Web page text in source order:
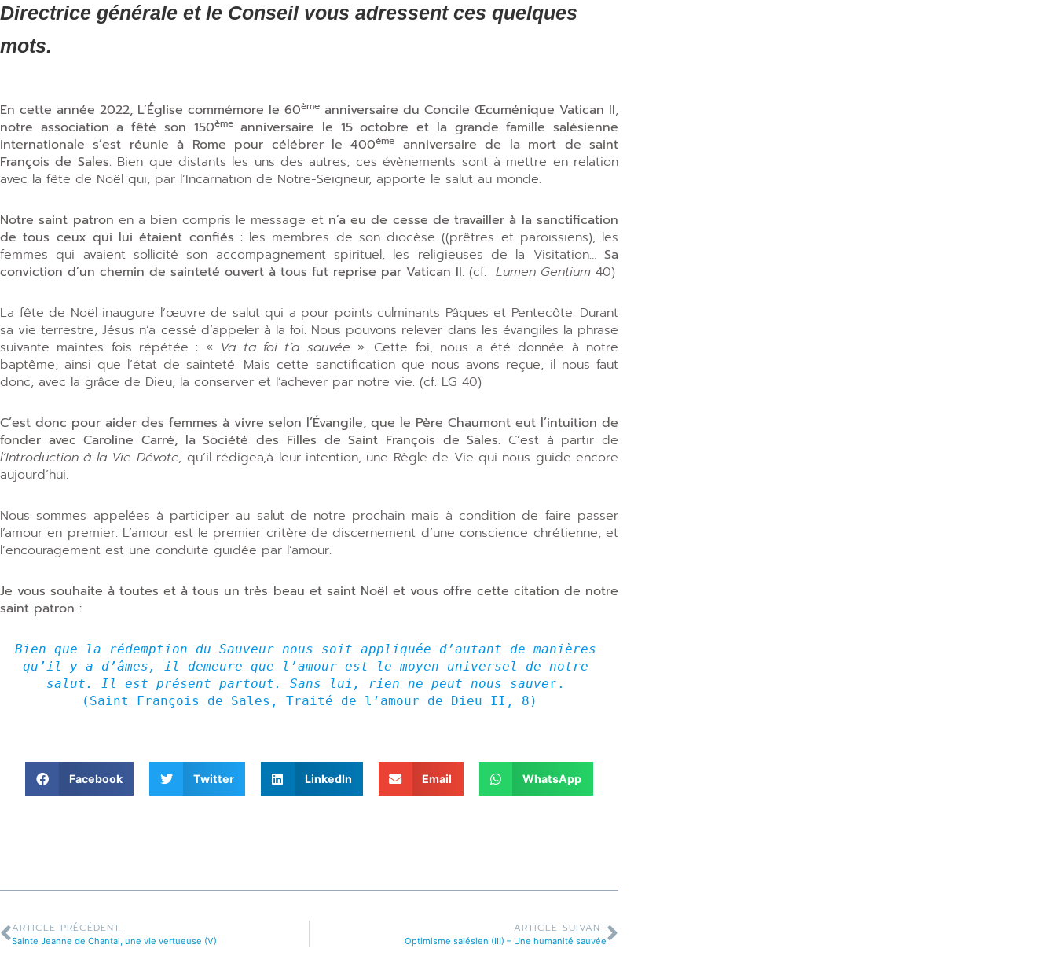
Directrice générale et le Conseil vous adressent ces quelques
mots.
En cette année 2022, L’Église commémore le 60ème anniversaire du Concile Œcuménique Vatican II,
notre association a fêté son 150èmeanniversaire le 15 octobre et la grande famille salésienne
internationale s’est réunie à Rome pour célébrer le 400ème
anniversaire de la mort de saint
François de Sales. Bien que distants les uns des autres, ces évènements sont à mettre en relation
avec la fête de Noël qui, par l’Incarnation de Notre-Seigneur, apporte le salut au monde.
Notre saint patron en a bien compris le message et n’a eu de cesse de travailler à la sanctification
de tous ceux qui lui étaient confiés : les membres de son diocèse ((prêtres et paroissiens), les
femmes qui avaient sollicité son accompagnement spirituel, les religieuses de la Visitation… Sa
conviction d’un chemin de sainteté ouvert à tous fut reprise par Vatican II. (cf. Lumen Gentium 40)
La fête de Noël inaugure l’œuvre de salut qui a pour points culminants Pâques et Pentecôte. Durant
sa vie terrestre, Jésus n’a cessé d’appeler à la foi. Nous pouvons relever dans les évangiles la phrase
suivante maintes fois répétée : « Va ta foi t’a sauvée ». Cette foi, nous a été donnée à notre
baptême, ainsi que l’état de sainteté. Mais cette sanctification que nous avons reçue, il nous faut
donc, avec la grâce de Dieu, la conserver et l’achever par notre vie. (cf. LG 40)
C’est donc pour aider des femmes à vivre selon l’Évangile, que le Père Chaumont eut l’intuition de
fonder avec Caroline Carré, la Société des Filles de Saint François de Sales. C’est à partir de
l’Introduction à la Vie Dévote, qu’il rédigea,à leur intention, une Règle de Vie qui nous guide encore
aujourd’hui.
Nous sommes appelées à participer au salut de notre prochain mais à condition de faire passer
l’amour en premier. L’amour est le premier critère de discernement d’une conscience chrétienne, et
l’encouragement est une conduite guidée par l’amour.
Je vous souhaite à toutes et à tous un très beau et saint Noël et vous offre cette citation de notre
saint patron :
Bien que la rédemption du Sauveur nous soit appliquée d’autant de manières
qu’il y a d’âmes, il demeure que l’amour est le moyen universel de notre
salut. Il est présent partout. Sans lui, rien ne peut nous sauver.
(Saint François de Sales, Traité de l’amour de Dieu II, 8)
Facebook Twitter LinkedIn Email WhatsApp
ARTICLE PRÉCÉDENT
Sainte Jeanne de Chantal, une vie vertueuse (V)
ARTICLE SUIVANT
Optimisme salésien (III) – Une humanité sauvée